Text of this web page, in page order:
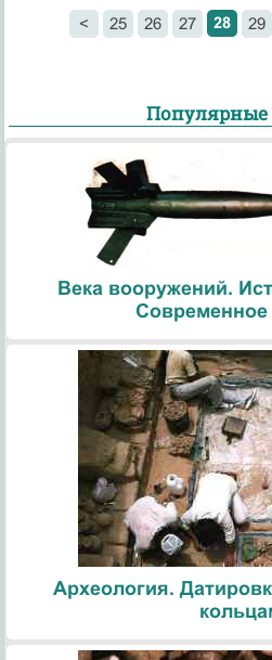
< 25 26 27 28 29
Популярные
Века вооружений.
Археология.